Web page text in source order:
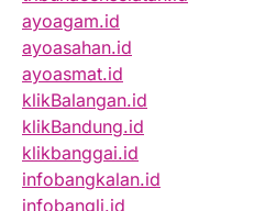
ayoagam.id
ayoasahan.id
ayoasmat.id
klikBalangan.id
klikBandung.id
klikbanggai.id
infobangkalan.id
infobangli.id